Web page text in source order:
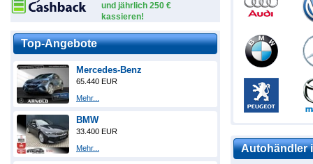
und jährlich 250 €
kassieren!
Top-Angebote
Mercedes-Benz
65.440 EUR
Mehr...
BMW
33.400 EUR
Mehr...
Autohändler